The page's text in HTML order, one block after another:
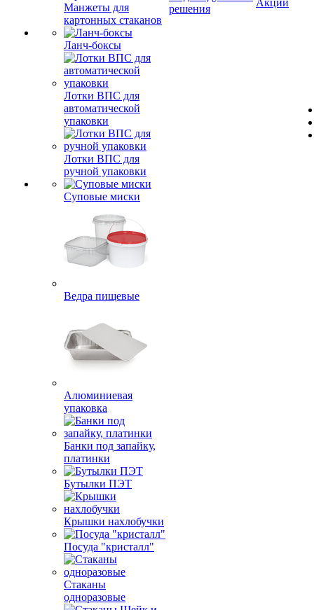
Манжеты для
картонных стаканов
Ланч-боксы
Лотки ВПС для
автоматической
упаковки
Лотки ВПС для
ручной упаковки
Суповые миски
Ведра пищевые
Алюминиевая
упаковка
Банки под запайку,
платинки
Бутылки ПЭТ
Крышки нахлобучки
Посуда "кристалл"
Стаканы
одноразовые
решения
Акции